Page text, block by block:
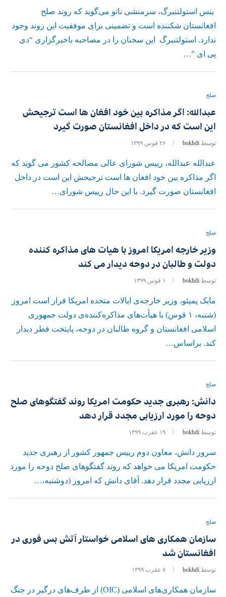
ینس استولتنبرگ، سرمنشی ناتو می‌گوید که روند صلح
افغانستان شکننده است و تضمینی برای موفقیت این روند وجود
ندارد. استولتنبرگ این سخنان را در مصاحبه باخبرگزاری “دی
پی ای ”…
صلح
عبدالله: اگر مذاکره بین خود افغان ها است ترجیحش
این است که در داخل افغانستان صورت گیرد
توسط bokhdi ۲۶ قوس ۱۳۹۹
عبدالله عبدالله، رییس شورای عالی مصالحه کشور می گوید که
اگر مذاکره بین خود افغان ها است ترجیحش این است در داخل
افغانستان صورت گیرد. با این حال رییس شورای…
صلح
وزیر خارجه امریکا امروز با هیات های مذاکره کننده
دولت و طالبان در دوحه دیدار می کند
توسط bokhdi ۱ قوس ۱۳۹۹
مایک پمپئو، وزیر خارجه‌ی ایالات متحده‌ امریکا قرار است امروز
(شنبه، ۱ قوس) با هیأت‌های مذاکره‌کننده‌ی دولت جمهوری
اسلامی افغانستان و گروه طالبان در دوحه، پایتخت قطر دیدار
کند. براساس…
صلح
دانش: رهبری جدید حکومت امریکا روند گفتگوهای صلح
دوحه را مورد ارزیابی مجدد قرار دهد
توسط bokhdi ۱۹ عقرب ۱۳۹۹
سرور دانش، معاون دوم رییس جمهور کشور از رهبری جدید
حکومت امریکا می خواهد که روند گفتگوهای صلح دوحه را مورد
ارزیابی مجدد قرار دهد. آقای دانش که امروز (دوشنبه،…
صلح
سازمان همکاری های اسلامی خواستار آتش بس فوری در
افغانستان شد
توسط bokhdi ۷ عقرب ۱۳۹۹
سازمان همکاری‌های اسلامی (OIC) از طرف‌های درگیر در جنگ